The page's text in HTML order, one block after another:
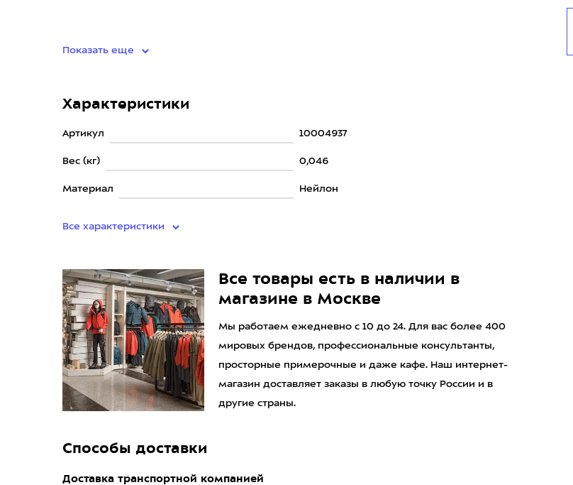
Показать еще
Характеристики
Артикул 10004937
Вес (кг) 0,046
Материал Нейлон
Все характеристики
Все товары есть в наличии в
магазине в Москве
Мы работаем ежедневно с 10 до 24. Для вас более 400
мировых брендов, профессиональные консультанты,
просторные примерочные и даже кафе. Наш интернет-
магазин доставляет заказы в любую точку России и в
другие страны.
Способы доставки
Доставка транспортной компанией